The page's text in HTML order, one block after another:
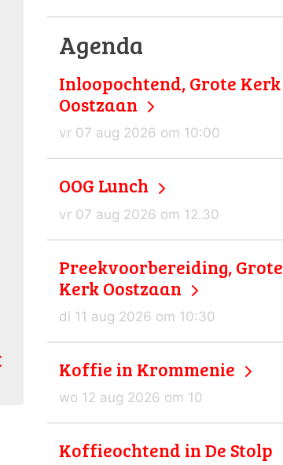
Agenda
Inloopochtend, Grote Kerk
Oostzaan
vr 07 aug 2026 om 10:00
OOG Lunch
vr 07 aug 2026 om 12.30
Preekvoorbereiding, Grote
Kerk Oostzaan
di 11 aug 2026 om 10:30
Koffie in Krommenie
wo 12 aug 2026 om 10
Koffieochtend in De Stolp